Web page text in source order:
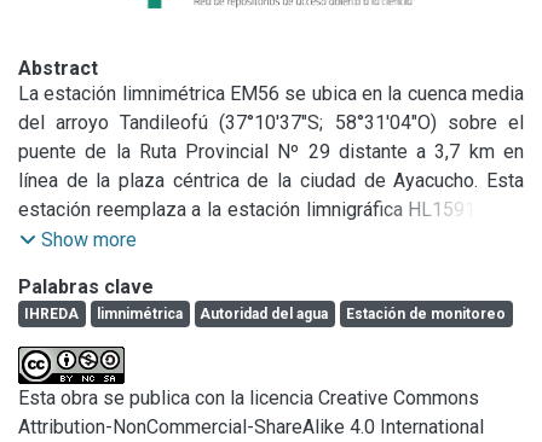
Abstract
La estación limnimétrica EM56 se ubica en la cuenca media
del arroyo Tandileofú (37°10'37"S; 58°31'04"O) sobre el
puente de la Ruta Provincial Nº 29 distante a 3,7 km en
línea de la plaza céntrica de la ciudad de Ayacucho. Esta
estación reemplaza a la estación limnigráfica HL1591 de la
ADA (Autoridad del Agua de la provincia de Bs As) que se
inclinada por alguna crecida. La estación EM56 junto a la
estación limnimétrica EM43 (RN226 y Aº Tandileofu) y
EM46 (camino de acceso a Cangallo y Aº Tandileofu)
medirán la altura del arroyo de forma automática y servirá
de alerta para inundaciones en la ciudad de Ayacucho.
Show more
Palabras clave
IHREDA limnimétrica Autoridad del agua Estación de monitoreo
Esta obra se publica con la licencia Creative Commons
Attribution-NonCommercial-ShareAlike 4.0 International